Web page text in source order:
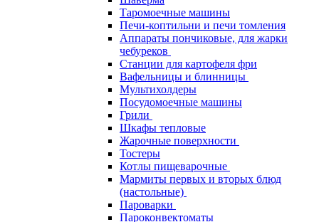
Таромоечные машины
Печи-коптильни и печи томления
Аппараты пончиковые, для жарки
чебуреков
Станции для картофеля фри
Вафельницы и блинницы
Мультихолдеры
Посудомоечные машины
Грили
Шкафы тепловые
Жарочные поверхности
Тостеры
Котлы пищеварочные
Мармиты первых и вторых блюд
(настольные)
Пароварки
Пароконвектоматы